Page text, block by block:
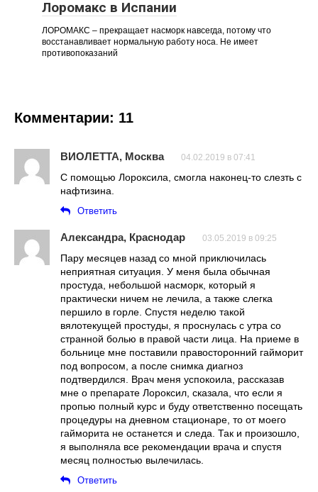
Лоромакс в Испании
ЛОРОМАКС – прекращает насморк навсегда, потому что
восстанавливает нормальную работу носа. Не имеет
противопоказаний
Комментарии: 11
ВИОЛЕТТА, Москва 04.02.2019 в 07:41
С помощью Лороксила, смогла наконец-то слезть с
нафтизина.
Ответить
Александра, Краснодар 03.05.2019 в 09:25
Пару месяцев назад со мной приключилась
неприятная ситуация. У меня была обычная
простуда, небольшой насморк, который я
практически ничем не лечила, а также слегка
першило в горле. Спустя неделю такой
вялотекущей простуды, я проснулась с утра со
странной болью в правой части лица. На приеме в
больнице мне поставили правосторонний гайморит
под вопросом, а после снимка диагноз
подтвердился. Врач меня успокоила, рассказав
мне о препарате Лороксил, сказала, что если я
пропью полный курс и буду ответственно посещать
процедуры на дневном стационаре, то от моего
гайморита не останется и следа. Так и произошло,
я выполняла все рекомендации врача и спустя
месяц полностью вылечилась.
Ответить